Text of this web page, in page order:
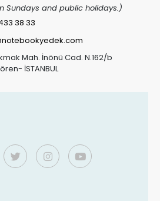
Sundays and public holidays.)
38 33
Mah. İnönü Cad. N.162/b
İSTANBUL